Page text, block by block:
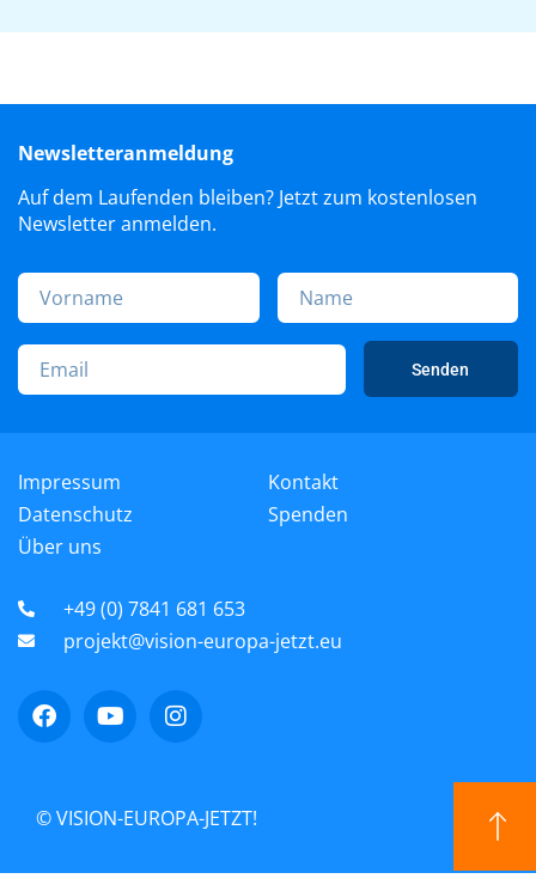
Newsletteranmeldung
Auf dem Laufenden bleiben? Jetzt zum kostenlosen
Newsletter anmelden.
Senden
Impressum
Datenschutz
Über uns
Kontakt
Spenden
+49 (0) 7841 681 653
projekt@vision-europa-jetzt.eu
© VISION-EUROPA-JETZT!